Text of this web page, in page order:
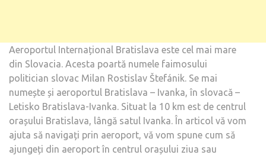
Aeroportul Internațional Bratislava este cel mai mare
din Slovacia. Acesta poartă numele faimosului
politician slovac Milan Rostislav Štefánik. Se mai
numește și aeroportul Bratislava – Ivanka, în slovacă –
Letisko Bratislava-Ivanka. Situat la 10 km est de centrul
orașului Bratislava, lângă satul Ivanka. În articol vă vom
ajuta să navigați prin aeroport, vă vom spune cum să
ajungeți din aeroport în centrul orașului ziua sau